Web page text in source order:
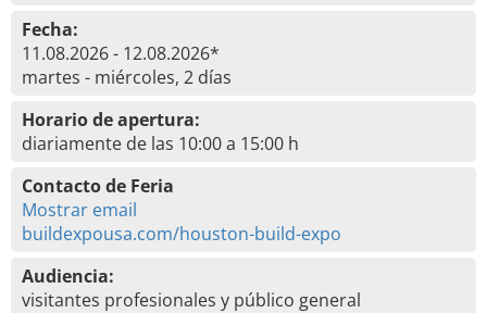
Fecha:
11.08.2026 - 12.08.2026*
martes - miércoles, 2 días
Horario de apertura:
diariamente de las 10:00 a 15:00 h
Contacto de Feria
Mostrar email
buildexpousa.com/houston-build-expo
Audiencia:
visitantes profesionales y público general